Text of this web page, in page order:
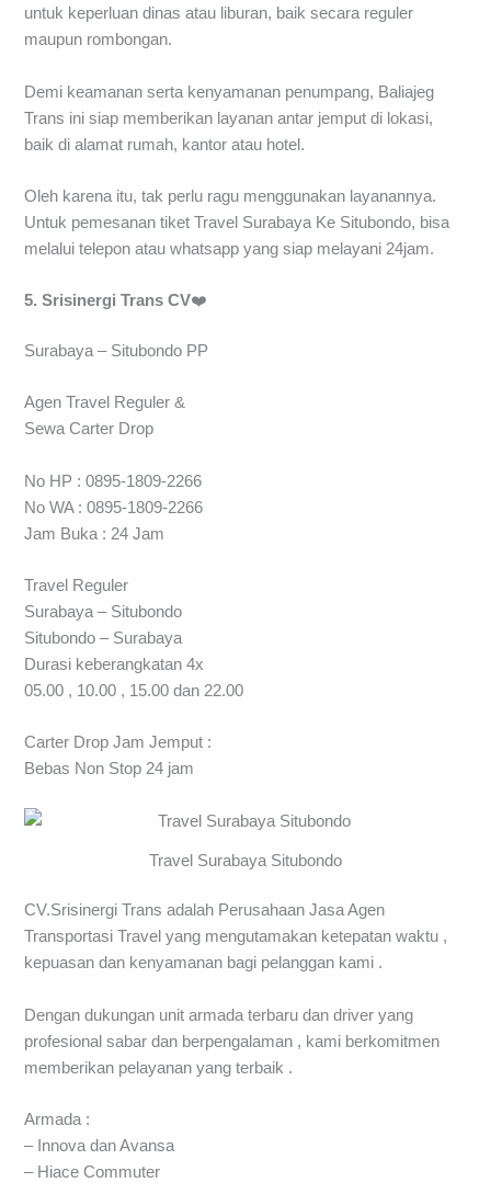
untuk keperluan dinas atau liburan, baik secara reguler
maupun rombongan.
Demi keamanan serta kenyamanan penumpang, Baliajeg
Trans ini siap memberikan layanan antar jemput di lokasi,
baik di alamat rumah, kantor atau hotel.
Oleh karena itu, tak perlu ragu menggunakan layanannya.
Untuk pemesanan tiket Travel Surabaya Ke Situbondo, bisa
melalui telepon atau whatsapp yang siap melayani 24jam.
5. Srisinergi Trans CV❤️
Surabaya – Situbondo PP
Agen Travel Reguler &
Sewa Carter Drop
No HP : 0895-1809-2266
No WA : 0895-1809-2266
Jam Buka : 24 Jam
Travel Reguler
Surabaya – Situbondo
Situbondo – Surabaya
Durasi keberangkatan 4x
05.00 , 10.00 , 15.00 dan 22.00
Carter Drop Jam Jemput :
Bebas Non Stop 24 jam
Travel Surabaya Situbondo
CV.Srisinergi Trans adalah Perusahaan Jasa Agen
Transportasi Travel yang mengutamakan ketepatan waktu ,
kepuasan dan kenyamanan bagi pelanggan kami .
Dengan dukungan unit armada terbaru dan driver yang
profesional sabar dan berpengalaman , kami berkomitmen
memberikan pelayanan yang terbaik .
Armada :
– Innova dan Avansa
– Hiace Commuter